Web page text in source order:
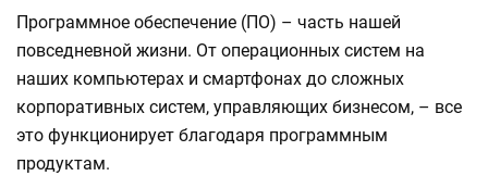
Программное обеспечение (ПО) – часть нашей
повседневной жизни. От операционных систем на
наших компьютерах и смартфонах до сложных
корпоративных систем, управляющих бизнесом, – все
это функционирует благодаря программным
продуктам.